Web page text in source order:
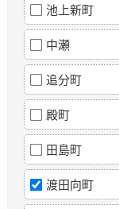
池上新町
中瀬
追分町
殿町
田島町
渡田向町